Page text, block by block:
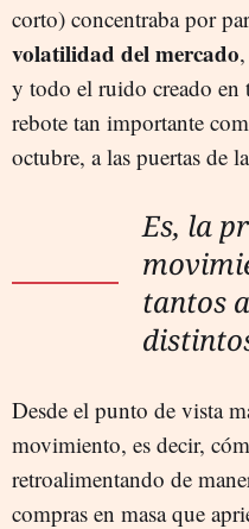
corto) concentraba por
volatilidad del mercado
y todo el ruido creado
rebote tan importante
octubre, a las puertas de
Es, la
tantos
Desde el punto de vista
movimiento, es decir,
retroalimentando de
compras en masa que